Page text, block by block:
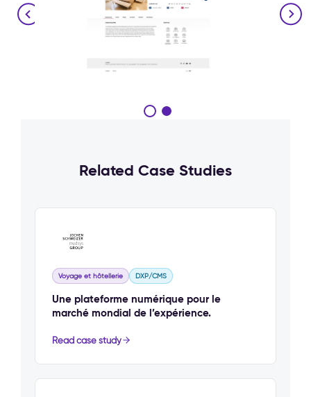
Related Case Studies
Voyage et hôtellerie DXP/CMS
Une plateforme numérique pour le
marché mondial de l’expérience.
Read case study